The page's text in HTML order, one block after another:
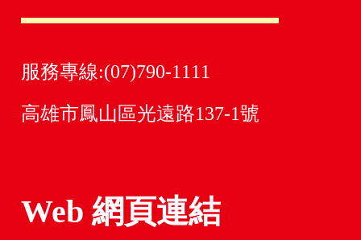
服務專線:(07)790-1111
高雄市鳳山區光遠路137-1號
Web 網頁連結